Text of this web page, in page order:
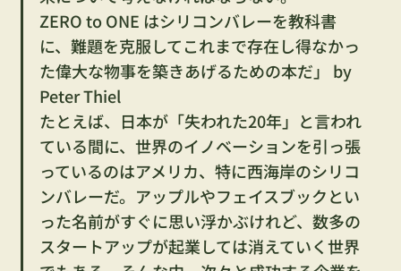
ZERO to ONE はシリコンバレーを教科書
に、難題を克服してこれまで存在し得なかっ
た偉大な物事を築きあげるための本だ」 by
Peter Thiel
たとえば、日本が「失われた20年」と言われ
ている間に、世界のイノベーションを引っ張
っているのはアメリカ、特に西海岸のシリコ
ンバレーだ。アップルやフェイスブックとい
った名前がすぐに思い浮かぶけれど、数多の
スタートアップが起業しては消えていく世界